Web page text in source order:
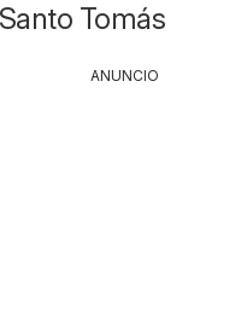
Tomás
ANUNCIO